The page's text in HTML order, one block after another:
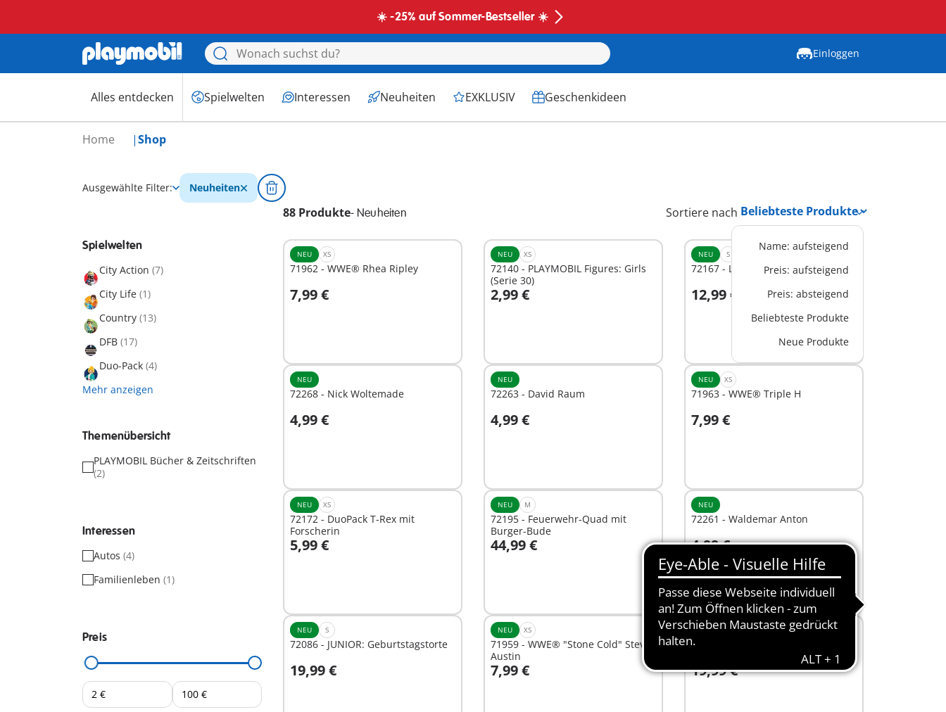
☀️ -25% auf Sommer-Bestseller ☀️
Einloggen
Alles entdecken Spielwelten Interessen Neuheiten EXKLUSIV Geschenkideen
Home Shop
Ausgewählte Filter: Neuheiten
88 Produkte- Neuheiten Sortiere nach
Name: aufsteigend
Preis: aufsteigend
Preis: absteigend
Beliebteste Produkte
Neue Produkte
Spielwelten
City Action (7)
City Life (1)
Country (13)
DFB (17)
Duo-Pack (4)
Mehr anzeigen
Themenübersicht
PLAYMOBIL Bücher & Zeitschriften
(2)
Interessen
Autos (4)
Familienleben (1)
Preis
NEU XS
71962 - WWE® Rhea Ripley
7,99 €
In den Warenkorb
NEU XS
72140 - PLAYMOBIL Figures: Girls
(Serie 30)
2,99 €
In den Warenkorb
NEU S
72167 - Landtierärztin
12,99 €
In den Warenkorb
NEU
72268 - Nick Woltemade
4,99 €
In den Warenkorb
NEU
72263 - David Raum
4,99 €
In den Warenkorb
NEU XS
71963 - WWE® Triple H
7,99 €
In den Warenkorb
NEU XS
72172 - DuoPack T-Rex mit
Forscherin
5,99 €
In den Warenkorb
NEU M
72195 - Feuerwehr-Quad mit
Burger-Bude
44,99 €
In den Warenkorb
NEU
72261 - Waldemar Anton
4,99 €
In den Warenkorb
NEU S
72086 - JUNIOR: Geburtstagstorte
19,99 €
In den Warenkorb
NEU XS
71959 - WWE® "Stone Cold" Steve
Austin
7,99 €
In den Warenkorb
NEU
72313 - Volkswagen T1 Camper
19,99 €
In den Warenkorb